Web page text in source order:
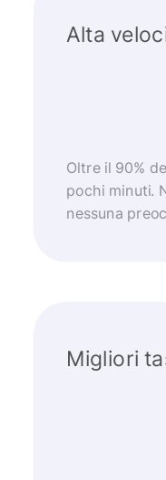
Alta
Oltre il 90%
pochi minuti.
nessuna
Migliori